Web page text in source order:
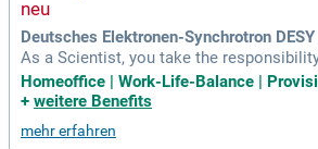
Deutsches Elektronen-Synchrotron
As a Scientist, you take the
mentation and functional development of
Cloud Portal.
Homeoffice | Work-Life-Balance |
+ weitere Benefits
mehr erfahren